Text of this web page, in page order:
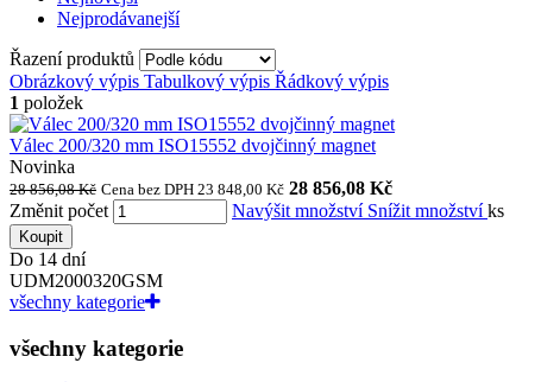
Nejprodávanejší
Řazení produktů
Obrázkový výpis Tabulkový výpis Řádkový výpis
1 položek
Válec 200/320 mm ISO15552 dvojčinný magnet
Novinka
28 856,08 Kč Cena bez DPH 23 848,00 Kč 28 856,08 Kč
Změnit počet
Navýšit množství Snížit množstvíks
Koupit
Do 14 dní
UDM2000320GSM
všechny kategorie
všechny kategorie